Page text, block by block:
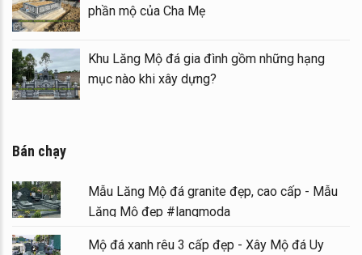
phần mộ của Cha Mẹ
Khu Lăng Mộ đá gia đình gồm những hạng
mục nào khi xây dựng?
Bán chạy
Mẫu Lăng Mộ đá granite đẹp, cao cấp - Mẫu
Lăng Mộ đẹp #langmoda
Mộ đá xanh rêu 3 cấp đẹp - Xây Mộ đá Uy